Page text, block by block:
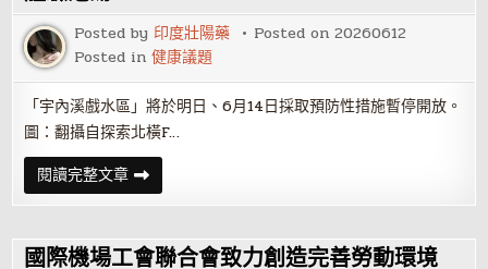
理
廠
火
警
高
市
環
保
局
依
法
重
罰
令
停
Posted by 印度壯陽藥 Posted on20260612
Posted in健康議題
「宇內溪戲水區」將於明日、6月14日採取預防性措施暫停開放。
圖：翻攝自探索北橫F…
閱讀完整文章桃
園
宇
溪
戲
國際機場工會聯合會致力創造完善勞動環境